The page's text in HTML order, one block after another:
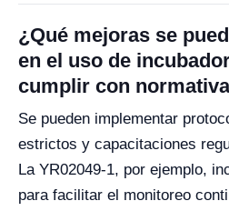
¿Qué mejoras se
en el uso de
cumplir con
Se pueden implementar
estrictos y capacitaciones
La YR02049-1, por ejemplo,
para facilitar el monitoreo